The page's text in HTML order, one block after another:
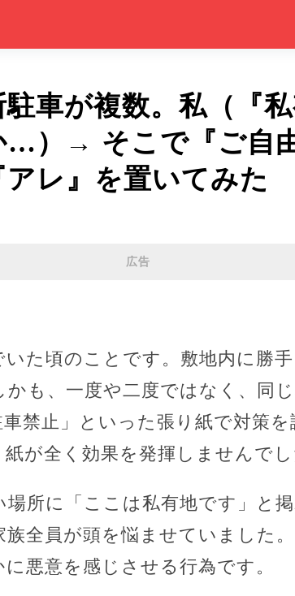
車が複数。私（『
…）→ そこで『ご自
レ』を置いてみた
広告
た頃のことです。敷地内に勝
も、一度や二度ではなく、同
禁止」といった張り紙で対策
が全く効果を発揮しませんでし
所に「ここは私有地です」と
全員が頭を悩ませていました
悪意を感じさせる行為です。